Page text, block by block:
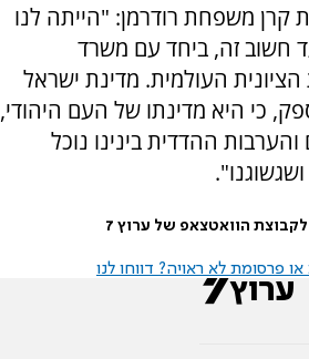
קרן משפחת רודרמן: "הייתה לנו
חשוב זה, ביחד עם משרד
העולמית. מדינת ישראל
כי היא מדינתו של העם היהודי,
ההדדית בינינו נוכל
הוואטצאפ של ערוץ 7
פרסומת לא ראויה? דווחו לנו